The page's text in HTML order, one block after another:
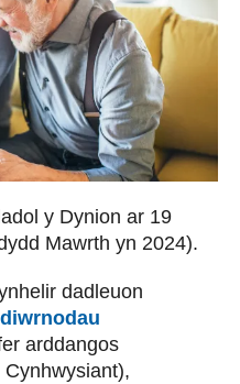
y Dynion ar 19
Mawrth yn 2024).
dadleuon
diwrnodau
arddangos